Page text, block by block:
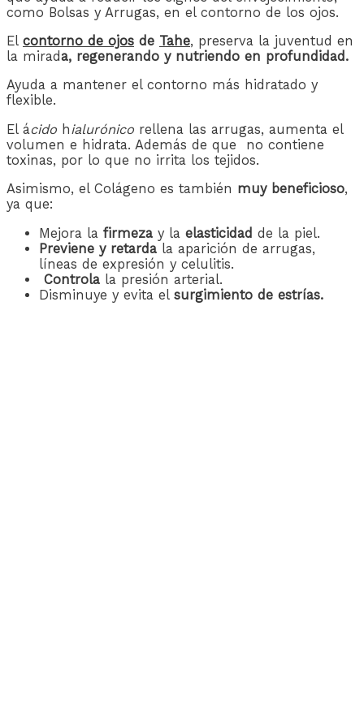
como Bolsas y Arrugas, en el contorno de los ojos.
El contorno de ojos de Tahe, preserva la juventud en
la mirada, regenerando y nutriendo en profundidad.
Ayuda a mantener el contorno más hidratado y
flexible.
El ácido hialurónico rellena las arrugas, aumenta el
volumen e hidrata. Además de que no contiene
toxinas, por lo que no irrita los tejidos.
Asimismo, el Colágeno es también muy beneficioso,
ya que:
Mejora la firmeza y la elasticidad de la piel.
Previene y retarda la aparición de arrugas,
líneas de expresión y celulitis.
Controla la presión arterial.
Disminuye y evita el surgimiento de estrías.